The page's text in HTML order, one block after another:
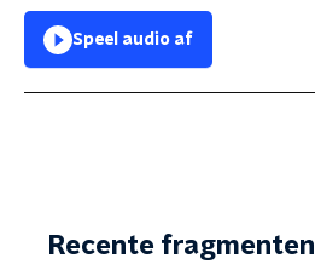
Speel audio af
Recente fragmenten